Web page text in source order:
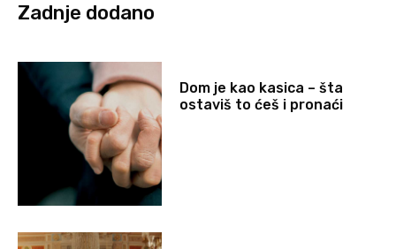
Zadnje dodano
Dom je kao kasica – šta
ostaviš to ćeš i pronaći